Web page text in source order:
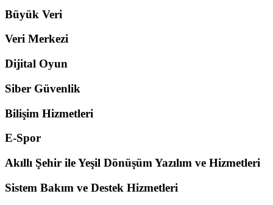
Büyük Veri
Veri Merkezi
Dijital Oyun
Siber Güvenlik
Bilişim Hizmetleri
E-Spor
Akıllı Şehir ile Yeşil Dönüşüm Yazılım ve Hizmetleri
Sistem Bakım ve Destek Hizmetleri